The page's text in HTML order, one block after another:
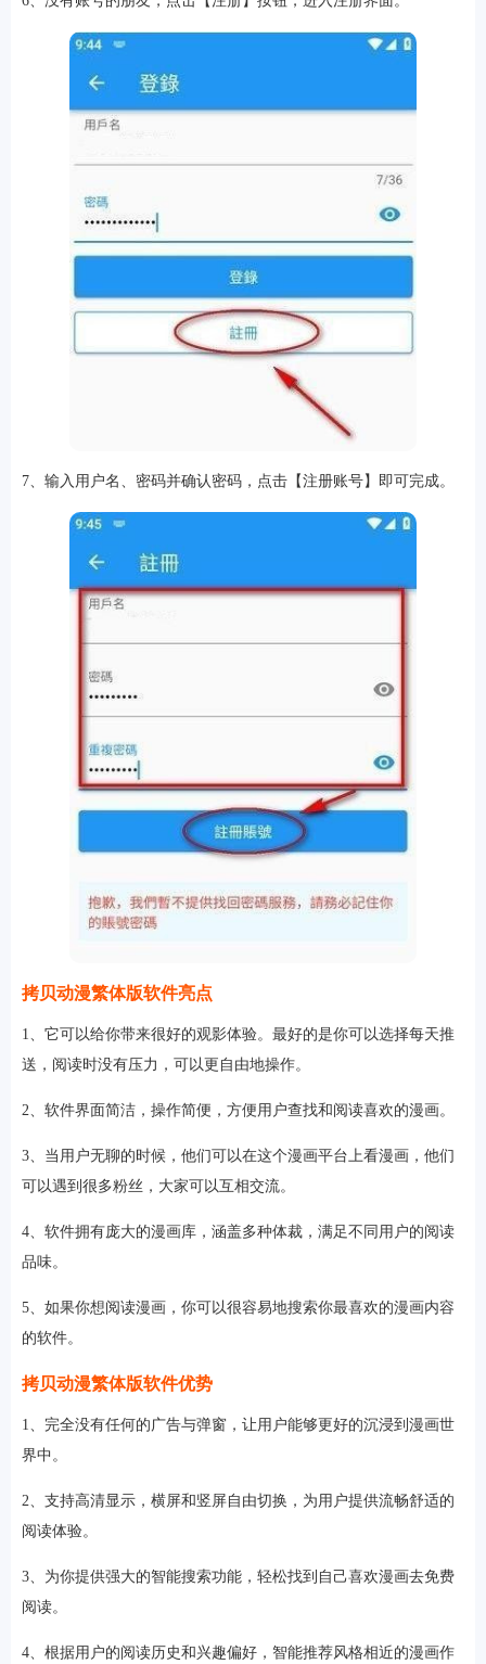
7、输入用户名、密码并确认密码，点击【注册账号】即可完成。
拷贝动漫繁体版软件亮点
1、它可以给你带来很好的观影体验。最好的是你可以选择每天推
送，阅读时没有压力，可以更自由地操作。
2、软件界面简洁，操作简便，方便用户查找和阅读喜欢的漫画。
3、当用户无聊的时候，他们可以在这个漫画平台上看漫画，他们
可以遇到很多粉丝，大家可以互相交流。
4、软件拥有庞大的漫画库，涵盖多种体裁，满足不同用户的阅读
品味。
5、如果你想阅读漫画，你可以很容易地搜索你最喜欢的漫画内容
的软件。
拷贝动漫繁体版软件优势
1、完全没有任何的广告与弹窗，让用户能够更好的沉浸到漫画世
界中。
2、支持高清显示，横屏和竖屏自由切换，为用户提供流畅舒适的
阅读体验。
3、为你提供强大的智能搜索功能，轻松找到自己喜欢漫画去免费
阅读。
4、根据用户的阅读历史和兴趣偏好，智能推荐风格相近的漫画作